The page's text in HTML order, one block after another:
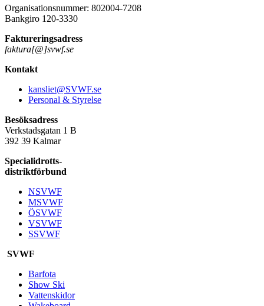
Organisationsnummer: 802004-7208
Bankgiro 120-3330
Faktureringsadress
faktura[@]svwf.se
Kontakt
kansliet@SVWF.se
Personal & Styrelse
Besöksadress
Verkstadsgatan 1 B
392 39 Kalmar
Specialidrotts-
distriktförbund
NSVWF
MSVWF
ÖSVWF
VSVWF
SSVWF
SVWF
Barfota
Show Ski
Vattenskidor